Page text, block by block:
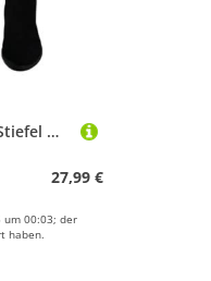
ticticlily Damen Hohe Stiefel Winter Schuhe Warme Leder Reitstiefel Niedrige mit Absatz Komfort Beiläufige Schnalle Langschaft Kniehohe Stiefel G Schwarz 38 EU
27,99 €
00:03; der
haben.